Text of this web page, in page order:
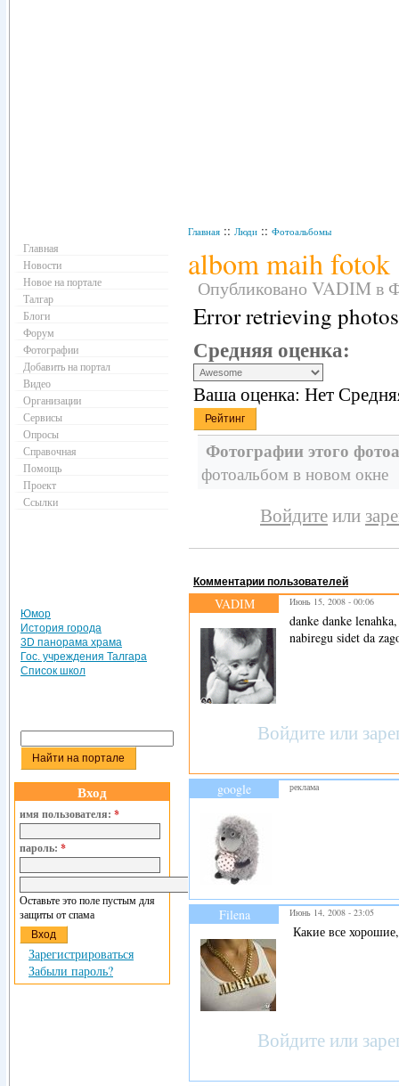
Главная :: Люди :: Фотоальбомы
albom maih fotok
Опубликовано VADIM в
Error retrieving
Средняя оценка:
Ваша оценка: Нет
Фотографии этого
фотоальбом в новом окне
Войдитеили
Комментарии пользователей
VADIM Июнь 15, 2008 - 00:06
danke danke
nabiregu sidet da
Войдите или
google реклама
Filena Июнь 14, 2008 - 23:05
Какие все
Войдите или
Главная
Новости
Новое на портале
Талгар
Блоги
Форум
Фотографии
Добавить на портал
Видео
Организации
Сервисы
Опросы
Справочная
Помощь
Проект
Ссылки
Юмор
История города
3D панорама храма
Гос. учреждения Талгара
Список школ
Вход
имя пользователя: *
пароль: *
Оставьте это поле пустым для
защиты от спама
Зарегистрироваться
Забыли пароль?